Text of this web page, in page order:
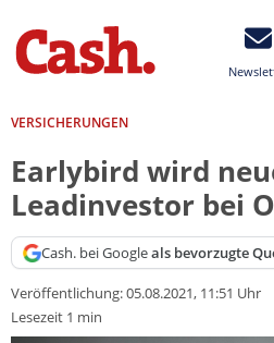
VERSICHERUNGEN
Earlybird wird
Leadinvestor bei
Cash. bei Googleals bevorzugte
Veröffentlichung:05.08.2021, 11:51 Uhr
Lesezeit 1 min